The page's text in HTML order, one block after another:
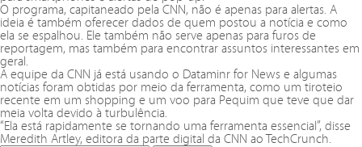
O programa, capitaneado pela CNN, não é apenas para alertas. A
ideia é também oferecer dados de quem postou a notícia e como
ela se espalhou. Ele também não serve apenas para furos de
reportagem, mas também para encontrar assuntos interessantes em
geral.
A equipe da CNN já está usando o Dataminr for News e algumas
notícias foram obtidas por meio da ferramenta, como um tiroteio
recente em um shopping e um voo para Pequim que teve que dar
meia volta devido à turbulência.
“Ela está rapidamente se tornando uma ferramenta essencial”, disse
Meredith Artley, editora da parte digital da CNN ao TechCrunch.